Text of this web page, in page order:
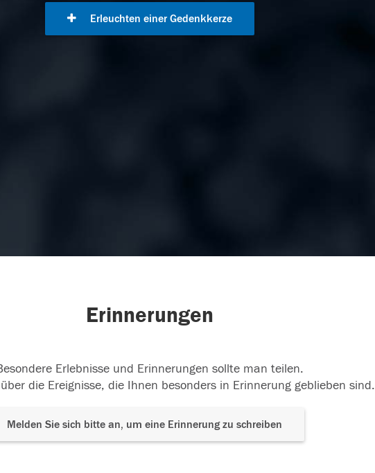
Erleuchten einer Gedenkkerze
Erinnerungen
Erlebnisse und Erinnerungen sollte man teilen.
die Ereignisse, die Ihnen besonders in Erinnerung geblieben sind.
Melden Sie sich bitte an, um eine Erinnerung zu schreiben